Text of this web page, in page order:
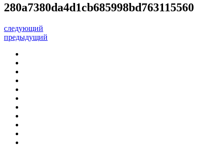
280a7380da4d1cb685998bd763115560
следующий
предыдущий